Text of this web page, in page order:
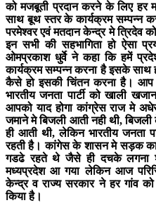
को मजबूती प्रदान करने के लिए हर
साथ बूथ स्तर के कार्यक्रम सम्पन्न
परमेश्वर एवं मतदान केन्द्र मे त्रिदेव
इन सभी की सहभागिता हो ऐसा
ओमप्रकाश धुर्वे ने कहा कि हमें
कार्यक्रम सम्पन्न करना है इसके साथ
कैसे हो इसकी चिंतन करना है। आप
भारतीय जनता पार्टी को खाली
आपको याद होगा कांग्रेस राज मे
जमाने मे बिजली आती नही थी,
ही आती थी, लेकिन भारतीय जनता
रहती है। कांगेस के शासन मे सड़क का
गडढे रहते थे जैसे ही दचके लगना
मध्यप्रदेश आ गया लेकिन आज
केन्द्र व राज्य सरकार ने हर गांव
किया है।